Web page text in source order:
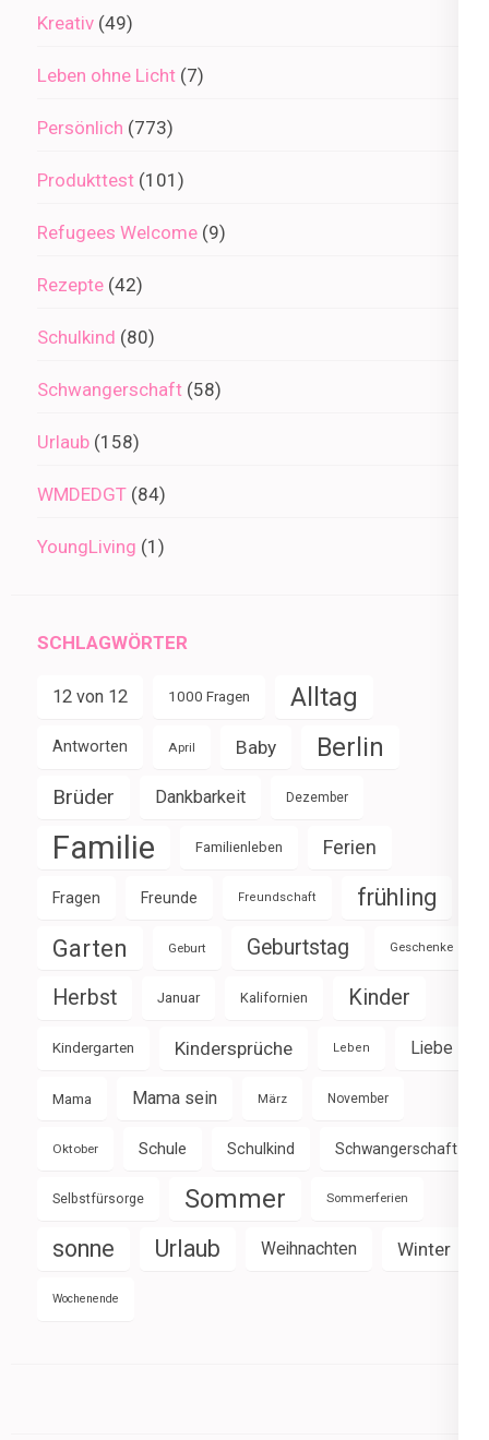
Kreativ (49)
Leben ohne Licht (7)
Persönlich (773)
Produkttest (101)
Refugees Welcome (9)
Rezepte (42)
Schulkind (80)
Schwangerschaft (58)
Urlaub (158)
WMDEDGT (84)
YoungLiving (1)
SCHLAGWÖRTER
12 von 12 1000 Fragen Alltag
Antworten April Baby Berlin
Brüder Dankbarkeit Dezember
Familie Familienleben Ferien
Fragen Freunde Freundschaft frühling
Garten Geburt Geburtstag Geschenke
Herbst Januar Kalifornien Kinder
Kindergarten Kindersprüche Leben Liebe
Mama Mama sein März November
Oktober Schule Schulkind Schwangerschaft
Selbstfürsorge Sommer Sommerferien
sonne Urlaub Weihnachten Winter
Wochenende